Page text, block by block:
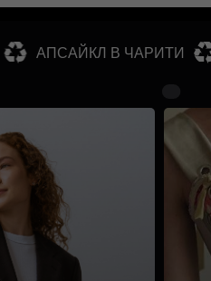
АПСАЙКЛ В ЧАРИТИ